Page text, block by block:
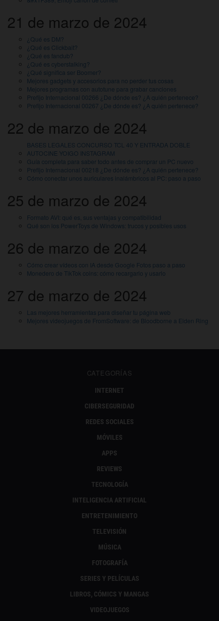
21 de marzo de 2024
¿Qué es DM?
¿Qué es Clickbait?
¿Qué es fandub?
¿Qué es cyberstalking?
¿Qué significa ser Boomer?
Mejores gadgets y accesorios para no perder tus cosas
Mejores programas con autotune para grabar canciones
Prefijo Internacional 00266 ¿De dónde es? ¿A quién pertenece?
Prefijo Internacional 00267 ¿De dónde es? ¿A quién pertenece?
22 de marzo de 2024
BASES LEGALES CONCURSO TCL 40 Y ENTRADA DOBLE
AUTOCINE YOIGO INSTAGRAM
Guía completa para saber todo antes de comprar un PC nuevo
Prefijo Internacional 00218 ¿De dónde es? ¿A quién pertenece?
Cómo conectar unos auriculares inalámbricos al PC: paso a paso
25 de marzo de 2024
Formato AVI: qué es, sus ventajas y compatibilidad
Qué son los PowerToys de Windows: trucos y posibles usos
26 de marzo de 2024
Cómo crear vídeos con IA desde Google Fotos paso a paso
Monedero de TikTok coins: cómo recargarlo y usarlo
27 de marzo de 2024
Las mejores herramientas para diseñar tu página web
Mejores videojuegos de FromSoftware: de Bloodborne a Elden Ring
CATEGORÍAS
INTERNET
CIBERSEGURIDAD
REDES SOCIALES
MÓVILES
APPS
REVIEWS
TECNOLOGÍA
INTELIGENCIA ARTIFICIAL
ENTRETENIMIENTO
TELEVISIÓN
MÚSICA
FOTOGRAFÍA
SERIES Y PELÍCULAS
LIBROS, CÓMICS Y MANGAS
VIDEOJUEGOS